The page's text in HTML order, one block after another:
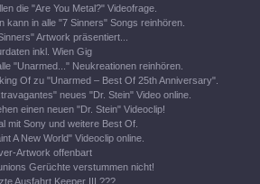
die "Are You Metal?" Videofrage.
kann in alle "7 Sinners" Songs reinhören.
Artwork präsentiert...
inkl. Wien Gig
"Unarmed..." Neukreationen reinhören.
Of zu "Unarmed – Best Of 25th Anniversary".
neues "Dr. Stein" Video online.
einen neuen "Dr. Stein" Videoclip!
mit Sony und weitere Best Of.
A New World" Videoclip online.
Artwork offenbart
Gerüchte verstummen nicht!
Ausfahrt Keeper III ???